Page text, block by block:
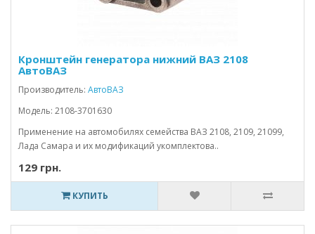
Кронштейн генератора нижний ВАЗ 2108
АвтоВАЗ
Производитель: АвтоВАЗ
Модель: 2108-3701630
Применение на автомобилях семейства ВАЗ 2108, 2109, 21099,
Лада Самара и их модификаций укомплектова..
129 грн.
КУПИТЬ